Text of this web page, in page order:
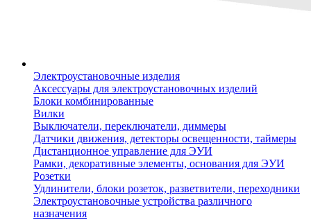
Электроустановочные изделия
Аксессуары для электроустановочных изделий
Блоки комбинированные
Вилки
Выключатели, переключатели, диммеры
Датчики движения, детекторы освещенности, таймеры
Дистанционное управление для ЭУИ
Рамки, декоративные элементы, основания для ЭУИ
Розетки
Удлинители, блоки розеток, разветвители, переходники
Электроустановочные устройства различного
назначения